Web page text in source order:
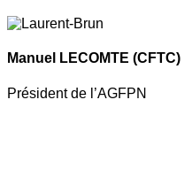
Manuel LECOMTE (CFTC)
Président de l’AGFPN